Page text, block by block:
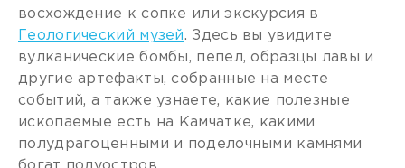
восхождение к сопке или экскурсия в
Геологический музей. Здесь вы увидите
вулканические бомбы, пепел, образцы лавы и
другие артефакты, собранные на месте
событий, а также узнаете, какие полезные
ископаемые есть на Камчатке, какими
полудрагоценными и поделочными камнями